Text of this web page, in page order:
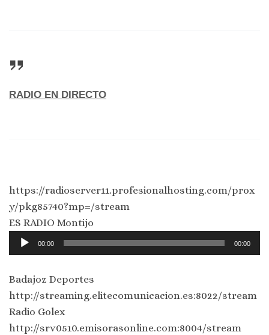
RADIO EN DIRECTO
https://radioserver11.profesionalhosting.com/prox
y/pkg85740?mp=/stream
ES RADIO Montijo
Reproductor
de
00:00 00:00
Badajoz Deportes
http://streaming.elitecomunicacion.es:8022/stream
Radio Golex
http://srv0510.emisorasonline.com:8004/stream